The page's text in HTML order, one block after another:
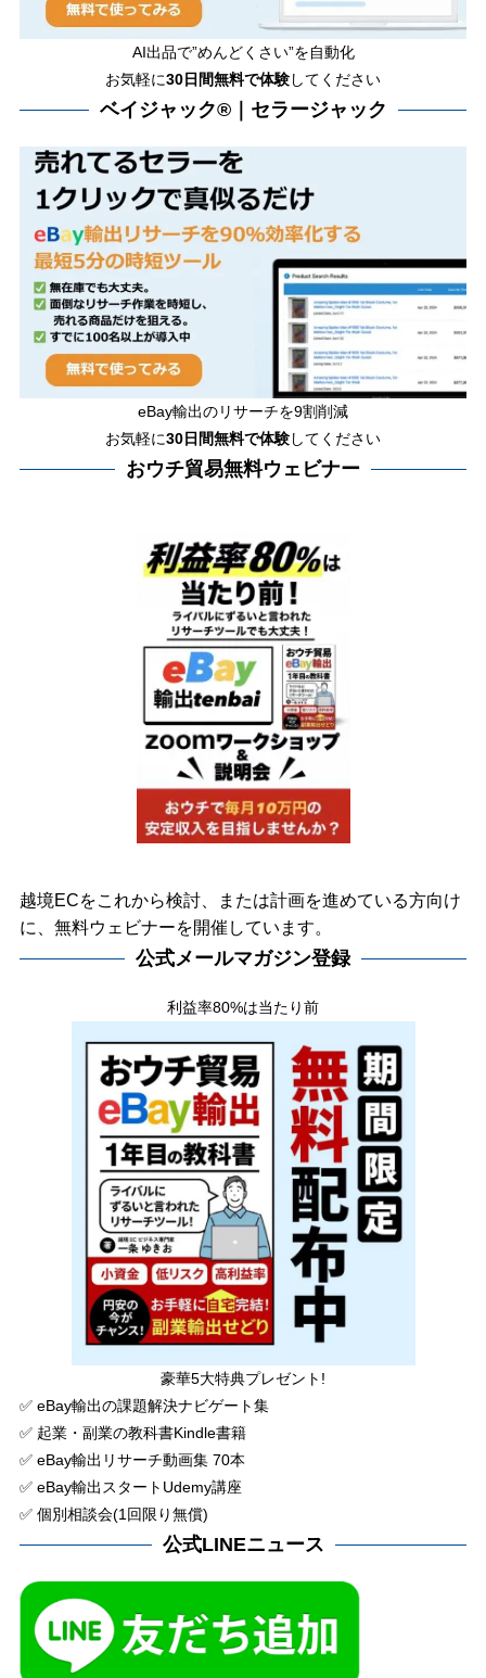
AI出品で”めんどくさい”を自動化
お気軽に30日間無料で体験してください
ベイジャック®｜セラージャック
eBay輸出のリサーチを9割削減
お気軽に30日間無料で体験してください
おウチ貿易無料ウェビナー
越境ECをこれから検討、または計画を進めている方向け
に、無料ウェビナーを開催しています。
公式メールマガジン登録
利益率80%は当たり前
豪華5大特典プレゼント!
✅ eBay輸出の課題解決ナビゲート集
✅ 起業・副業の教科書Kindle書籍
✅ eBay輸出リサーチ動画集 70本
✅ eBay輸出スタートUdemy講座
✅ 個別相談会(1回限り無償)
公式LINEニュース